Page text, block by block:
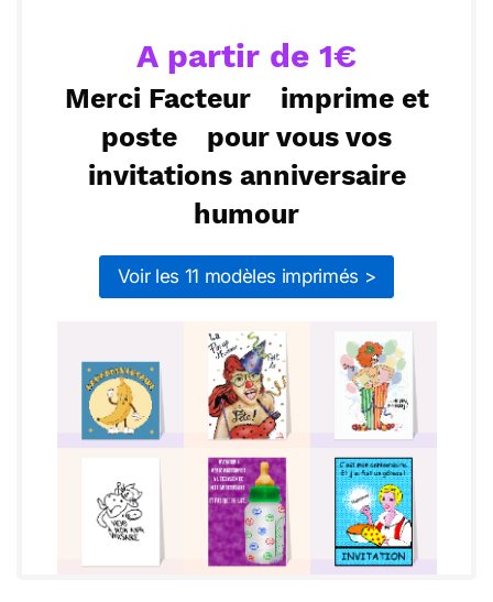
A partir de 1€
Merci Facteur
imprime et
poste
pour vous vos
invitations anniversaire
humour
Voir les 11 modèles imprimés >